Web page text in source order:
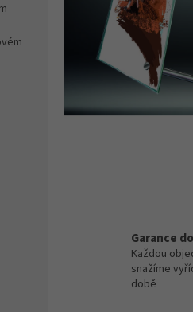
Garance
Každou
snažíme
době